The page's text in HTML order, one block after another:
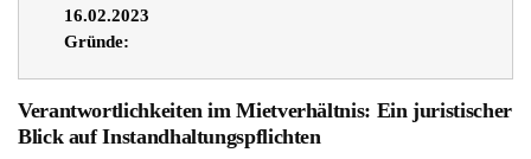
16.02.2023
Gründe:
Verantwortlichkeiten im Mietverhältnis: Ein juristischer
Blick auf Instandhaltungspflichten